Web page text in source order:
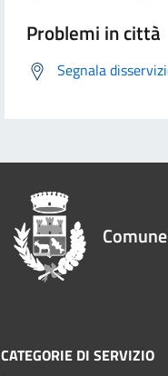
Problemi in città
Segnala
CATEGORIE DI SERVIZIO